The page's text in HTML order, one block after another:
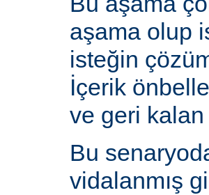
aşama olup
isteğin
İçerik
ve geri
Bu
vidalanmış